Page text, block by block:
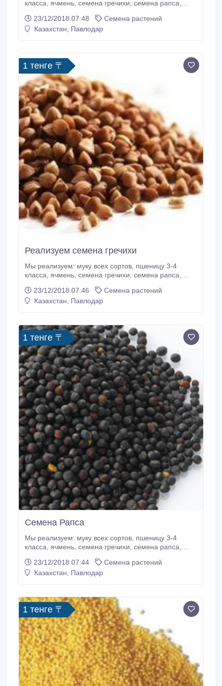
класса, ячмень, семена гречихи, семена рапса,
23/12/2018 07:48
Семена растений
Казахстан, Павлодар
1 тенге 〒
Реализуем семена гречихи
Мы реализуем: муку всех сортов, пшеницу 3-4
класса, ячмень, семена гречихи, семена рапса,
23/12/2018 07:46
Семена растений
Казахстан, Павлодар
1 тенге 〒
Семена Рапса
Мы реализуем: муку всех сортов, пшеницу 3-4
класса, ячмень, семена гречихи, семена рапса,
23/12/2018 07:44
Семена растений
Казахстан, Павлодар
1 тенге 〒